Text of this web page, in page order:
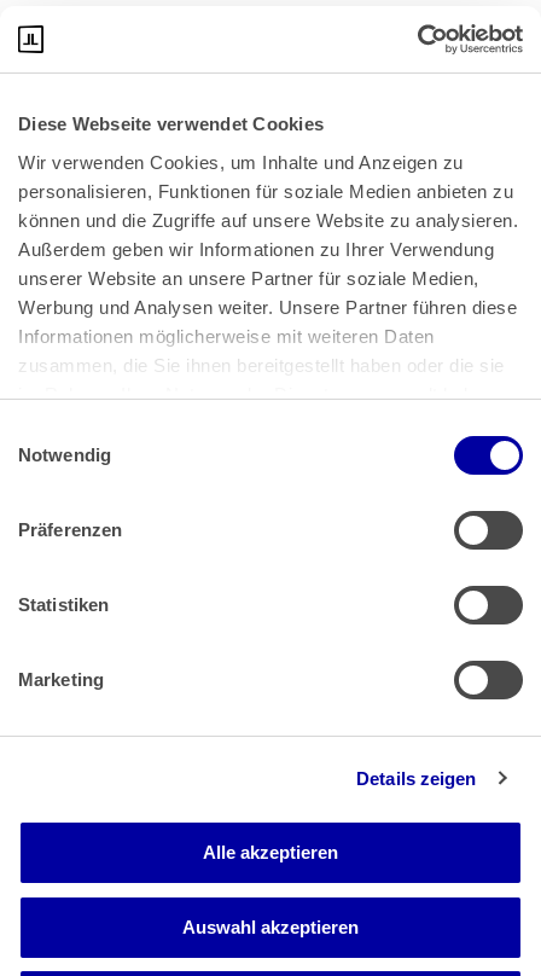
Diese Webseite verwendet Cookies
Wir verwenden Cookies, um Inhalte und Anzeigen zu
personalisieren, Funktionen für soziale Medien anbieten zu
können und die Zugriffe auf unsere Website zu analysieren.
Außerdem geben wir Informationen zu Ihrer Verwendung
unserer Website an unsere Partner für soziale Medien,
Werbung und Analysen weiter. Unsere Partner führen diese
Informationen möglicherweise mit weiteren Daten
zusammen, die Sie ihnen bereitgestellt haben oder die sie
im Rahmen Ihrer Nutzung der Dienste gesammelt haben.
Impressum
Notwendig
Präferenzen
Statistiken
Marketing
Details zeigen
Alle akzeptieren
Auswahl akzeptieren
Bundeskanzlerplatz 2
53113 Bonn
Pressemitteilungen|AGB
Impressum|Datenschutz
Muster Widerrufsformular (PDF)
Barrierefreiheit